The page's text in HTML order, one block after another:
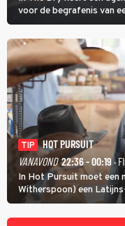
voor de begrafenis van
onderzoeken van diens
met een oude zaak.
TIP
HOT PURSUIT
VANAVOND 22:36 - 00:19·
In Hot Pursuit moet een
Witherspoon) een
Vergara) beschermen
maffiatypes.